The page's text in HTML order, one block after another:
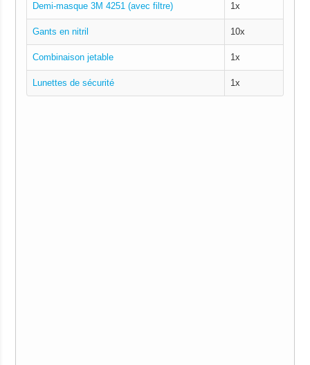
Demi-masque 3M 4251 (avec filtre) 1x
Gants en nitril 10x
Combinaison jetable 1x
Lunettes de sécurité 1x